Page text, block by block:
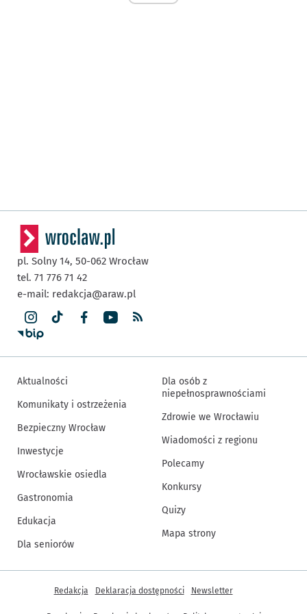
pl. Solny 14, 50-062 Wrocław
tel. 71 776 71 42
e-mail: redakcja@araw.pl
Aktualności
Komunikaty i ostrzeżenia
Bezpieczny Wrocław
Inwestycje
Wrocławskie osiedla
Gastronomia
Edukacja
Dla seniorów
Dla osób z
niepełnosprawnościami
Zdrowie we Wrocławiu
Wiadomości z regionu
Polecamy
Konkursy
Quizy
Mapa strony
Inne informacje
Redakcja Deklaracja dostępności Newsletter